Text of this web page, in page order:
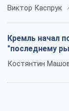
Виктор Каспрук
Кремль начал
"последнему
Костянтин